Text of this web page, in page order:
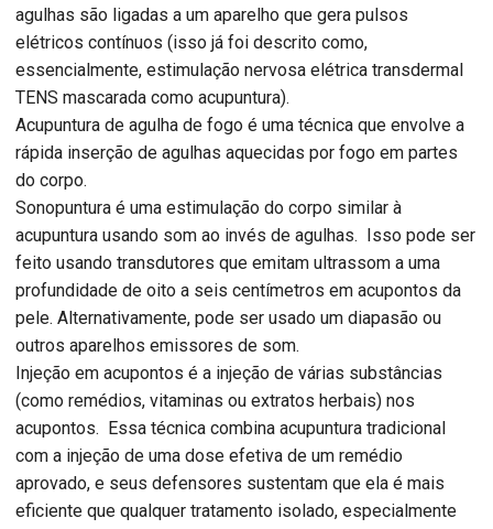
agulhas são ligadas a um aparelho que gera pulsos
elétricos contínuos (isso já foi descrito como,
essencialmente, estimulação nervosa elétrica transdermal
TENS mascarada como acupuntura).
Acupuntura de agulha de fogo é uma técnica que envolve a
rápida inserção de agulhas aquecidas por fogo em partes
do corpo.
Sonopuntura é uma estimulação do corpo similar à
acupuntura usando som ao invés de agulhas. Isso pode ser
feito usando transdutores que emitam ultrassom a uma
profundidade de oito a seis centímetros em acupontos da
pele. Alternativamente, pode ser usado um diapasão ou
outros aparelhos emissores de som.
Injeção em acupontos é a injeção de várias substâncias
(como remédios, vitaminas ou extratos herbais) nos
acupontos. Essa técnica combina acupuntura tradicional
com a injeção de uma dose efetiva de um remédio
aprovado, e seus defensores sustentam que ela é mais
eficiente que qualquer tratamento isolado, especialmente